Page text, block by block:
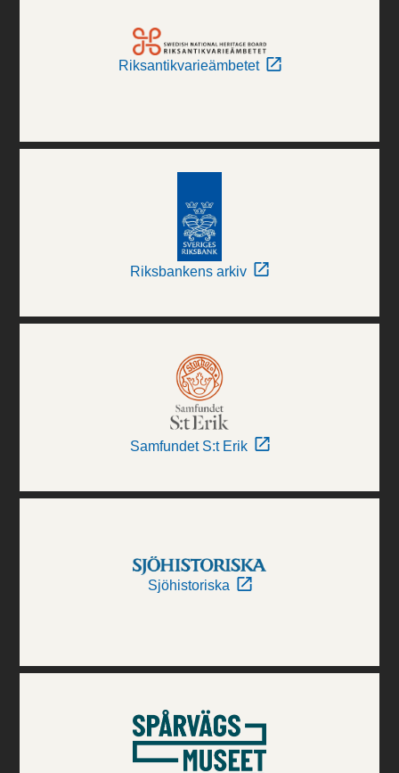
Riksantikvarieämbetet
Riksbankens arkiv
Samfundet S:t Erik
Sjöhistoriska